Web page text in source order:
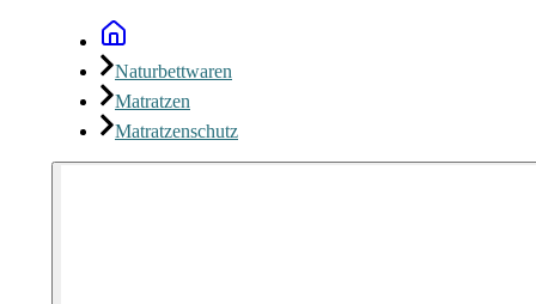
Naturbettwaren
Matratzen
Matratzenschutz